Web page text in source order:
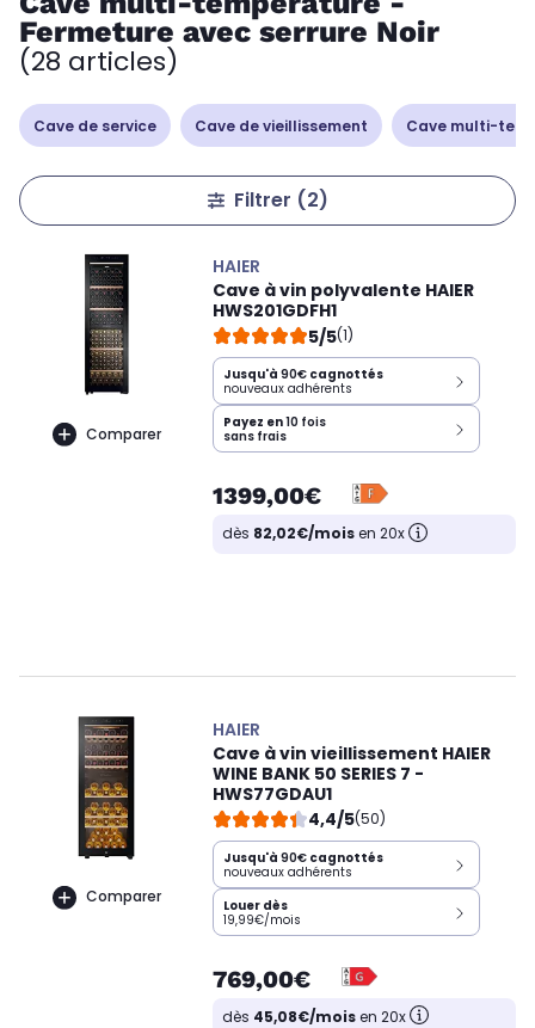
Fermeture avec serrure Noir
(28 articles)
Cave de service Cave de vieillissement Cave multi-
Filtrer (2)
Comparer
HAIER
Cave à vin polyvalente HAIER
HWS201GDFH1
5/5(1)
Jusqu'à 90€ cagnottés
nouveaux adhérents
Payez en10 fois
sans frais
1399,00€
dès 82,02€/moisen 20x
Comparer
HAIER
Cave à vin vieillissement HAIER
WINE BANK 50 SERIES 7 -
HWS77GDAU1
4,4/5(50)
Jusqu'à 90€ cagnottés
nouveaux adhérents
Louer dès
19,99€/mois
769,00€
dès 45,08€/moisen 20x